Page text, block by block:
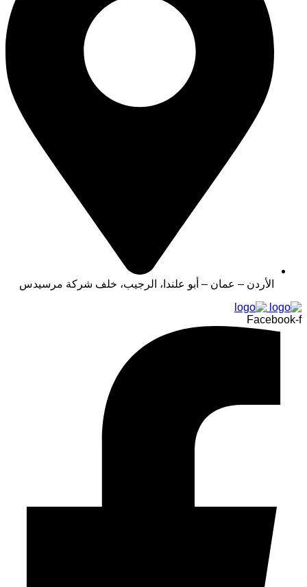
الأردن – عمان – أبو علندا، الرجيب، خلف شركة مرسيدس
Facebook-f